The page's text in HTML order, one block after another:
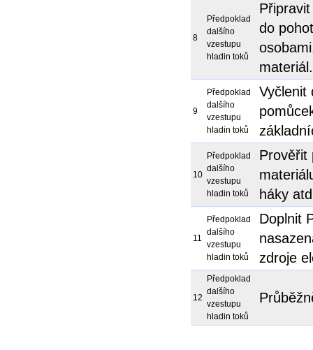
8
Předpoklad
dalšího
vzestupu
hladin toků
do
materiál.
9
Předpoklad
dalšího
vzestupu
hladin toků
Vyčlenit
10
Předpoklad
dalšího
vzestupu
hladin toků
Prověřit
háky
11
Předpoklad
dalšího
vzestupu
hladin toků
Doplnit
zdroje
12
Předpoklad
dalšího
vzestupu
hladin toků